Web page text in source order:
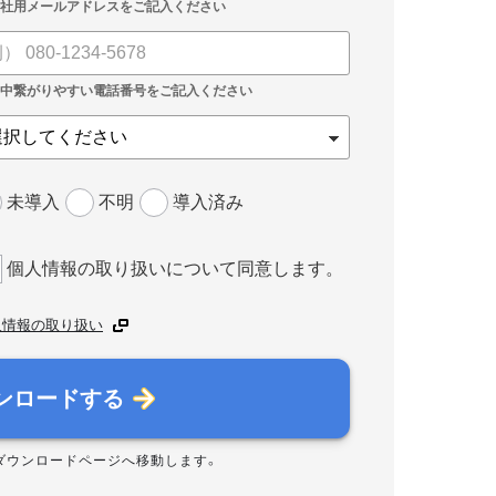
未導入 不明 導入済み
個人情報の取り扱いについて同意します。
報の取り扱い
ロードする
ウンロードページへ移動します。